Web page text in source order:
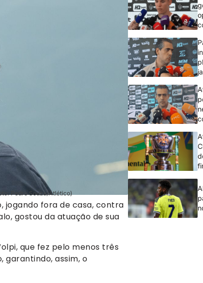
Pedro Souza/Atlético)
jogando fora de casa, contra
gostou da atuação de sua
que fez pelo menos três
garantindo, assim, o